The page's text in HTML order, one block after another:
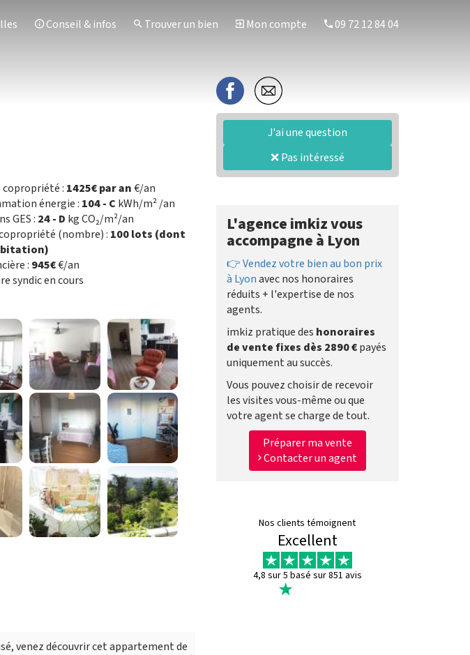
Conseil & infos Trouver un bien Mon compte 09 72 12 84 04
copropriété : 1425€ par an€/an
énergie : 104 - C kWh/m² /an
GES : 24 - D kg CO₂/m²/an
(nombre) : 100 lots (dont
: 945€€/an
syndic en cours
venez découvrir cet appartement de
J'ai une question
❌ Pas intéressé
L'agence imkiz vous
accompagne à Lyon
👉 Vendez votre bien au bon prix
à Lyonavec nos honoraires
réduits + l'expertise de nos
agents.
imkiz pratique des honoraires
de vente fixes dès 2890 €payés
uniquement au succès.
Vous pouvez choisir de recevoir
les visites vous-même ou que
votre agent se charge de tout.
Préparer ma vente
Contacter un agent
Nos clients témoignent
Excellent
4,8 sur 5 basé sur 851 avis